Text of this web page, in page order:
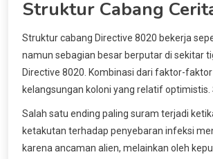
Struktur Cabang
Struktur cabang Directive 8020 bekerja
namun sebagian besar berputar di sekitar
Directive 8020. Kombinasi dari faktor-
kelangsungan koloni yang relatif
Salah satu ending paling suram terjadi
ketakutan terhadap penyebaran infeksi
karena ancaman alien, melainkan oleh